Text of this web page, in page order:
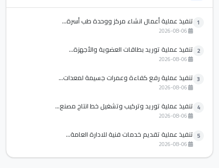
1 تنفيذ عملية أعمال انشاء مركز ووحدة طب أسرة...
2 تنفيذ عملية توريد بطاقات العضوية والأجهزة...
3 تنفيذ عملية رفع كفاءة وعمرات جسيمة لمعدات...
4 تنفيذ عملية توريد وتركيب وتشغيل خط انتاج مصنع...
5 تنفيذ عملية تقديم خدمات فنية للادارة العامة...